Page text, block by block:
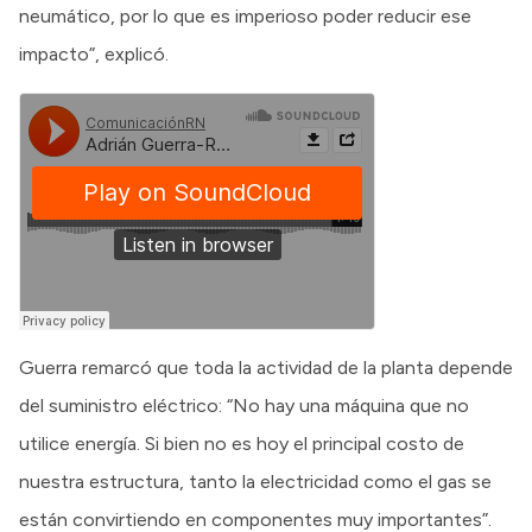
neumático, por lo que es imperioso poder reducir ese
impacto”, explicó.
Guerra remarcó que toda la actividad de la planta depende
del suministro eléctrico: “No hay una máquina que no
utilice energía. Si bien no es hoy el principal costo de
nuestra estructura, tanto la electricidad como el gas se
están convirtiendo en componentes muy importantes”.